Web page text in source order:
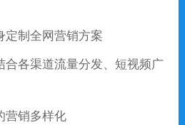
定制全网营销方案
合各渠道流量分发、短视频广
营销多样化